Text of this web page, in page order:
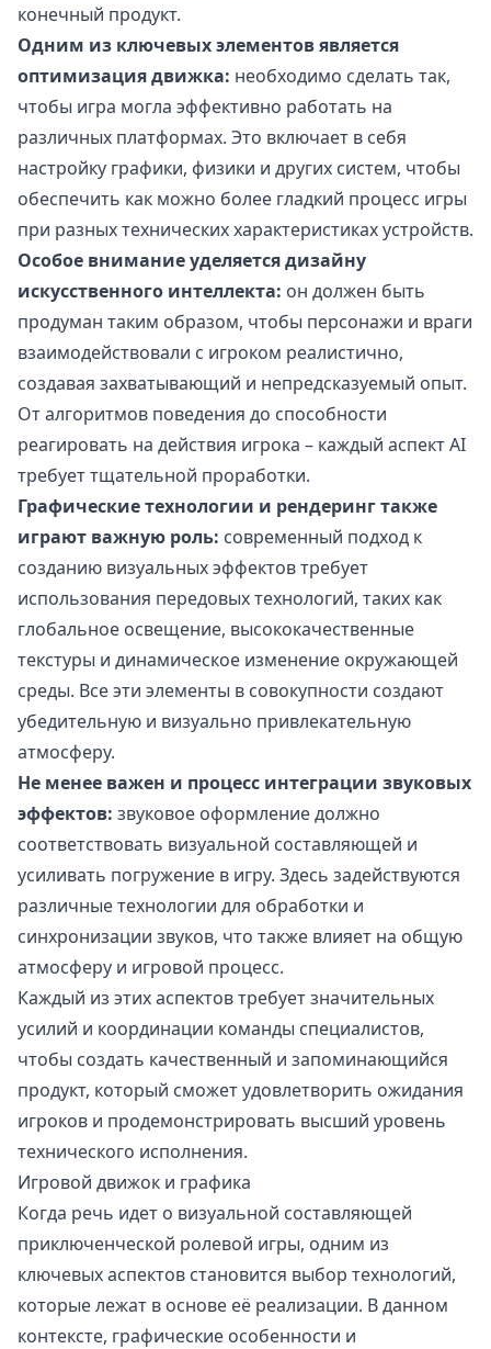
конечный продукт.
Одним из ключевых элементов является
оптимизация движка: необходимо сделать так,
чтобы игра могла эффективно работать на
различных платформах. Это включает в себя
настройку графики, физики и других систем, чтобы
обеспечить как можно более гладкий процесс игры
при разных технических характеристиках устройств.
Особое внимание уделяется дизайну
искусственного интеллекта: он должен быть
продуман таким образом, чтобы персонажи и враги
взаимодействовали с игроком реалистично,
создавая захватывающий и непредсказуемый опыт.
От алгоритмов поведения до способности
реагировать на действия игрока – каждый аспект AI
требует тщательной проработки.
Графические технологии и рендеринг также
играют важную роль: современный подход к
созданию визуальных эффектов требует
использования передовых технологий, таких как
глобальное освещение, высококачественные
текстуры и динамическое изменение окружающей
среды. Все эти элементы в совокупности создают
убедительную и визуально привлекательную
атмосферу.
Не менее важен и процесс интеграции звуковых
эффектов: звуковое оформление должно
соответствовать визуальной составляющей и
усиливать погружение в игру. Здесь задействуются
различные технологии для обработки и
синхронизации звуков, что также влияет на общую
атмосферу и игровой процесс.
Каждый из этих аспектов требует значительных
усилий и координации команды специалистов,
чтобы создать качественный и запоминающийся
продукт, который сможет удовлетворить ожидания
игроков и продемонстрировать высший уровень
технического исполнения.
Игровой движок и графика
Когда речь идет о визуальной составляющей
приключенческой ролевой игры, одним из
ключевых аспектов становится выбор технологий,
которые лежат в основе её реализации. В данном
контексте, графические особенности и